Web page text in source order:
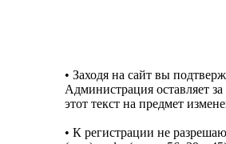
• Заходя на сайт вы
Администрация оставляет
этот текст на предмет
• К регистрации не